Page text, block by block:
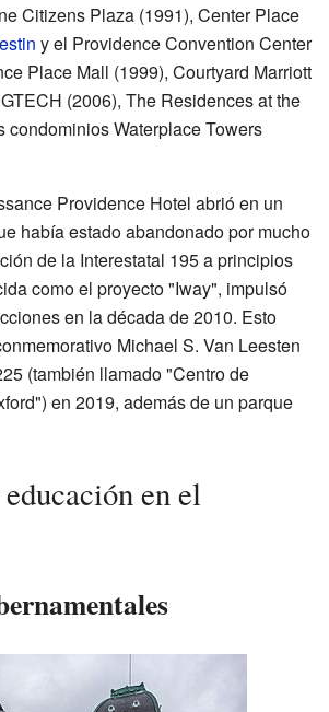
Citizens Plaza (1991), Center Place
y el Providence Convention Center
Place Mall (1999), Courtyard Marriott
(2006), The Residences at the
condominios Waterplace Towers
Providence Hotel abrió en un
había estado abandonado por mucho
de la Interestatal 195 a principios
como el proyecto "Iway", impulsó
en la década de 2010. Esto
Michael S. Van Leesten
(también llamado "Centro de
en 2019, además de un parque
en el